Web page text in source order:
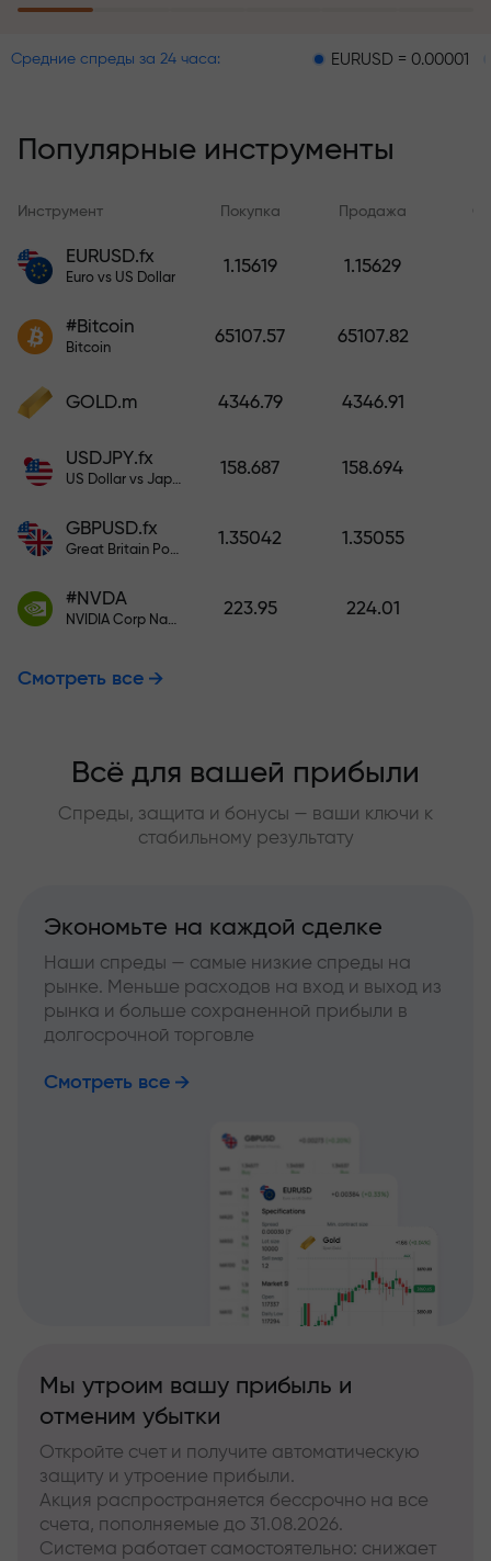
пополнение счёта
в течение 6 месяцев. Торгуйте
Пополните счёт — и получите
депозита. X1000 — это не
опечатка. Чем больше депозит,
Средние спреды за 24 часа: EURUSD = 0.00001
Популярные инструменты
Инструмент Покупка Продажа
EURUSD.fx
Euro vs US Dollar
1.15619 1.15629
#Bitcoin
Bitcoin
65107.57 65107.82
GOLD.m 4346.79 4346.91
USDJPY.fx
US Dollar vs Japanese Yen
158.687 158.694
GBPUSD.fx
Great Britain Pound vs US Dollar
1.35042 1.35055
#NVDA
NVIDIA Corp Nasdaq Stock Exchange (Nasdaq) USD
223.95 224.01
Смотреть все
Всё для вашей прибыли
Спреды, защита и бонусы — ваши ключи к
стабильному результату
Экономьте на каждой сделке
Наши спреды — самые низкие спреды на
рынке. Меньше расходов на вход и выход из
рынка и больше сохраненной прибыли в
долгосрочной торговле
Смотреть все
Мы утроим вашу прибыль и
отменим убытки
Откройте счет и получите автоматическую
защиту и утроение прибыли.
Акция распространяется бессрочно на все
счета, пополняемые до 31.08.2026.
Система работает самостоятельно: снижает